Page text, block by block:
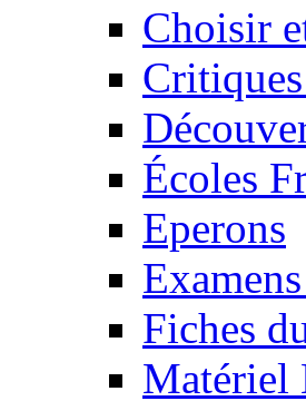
Choisir
Écoles
Eperons
Fiches
Matériel